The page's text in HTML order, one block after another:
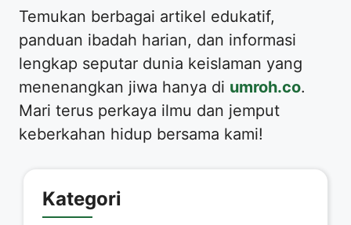
​Temukan berbagai artikel edukatif,
panduan ibadah harian, dan informasi
lengkap seputar dunia keislaman yang
menenangkan jiwa hanya di umroh.co.
Mari terus perkaya ilmu dan jemput
keberkahan hidup bersama kami!
Kategori